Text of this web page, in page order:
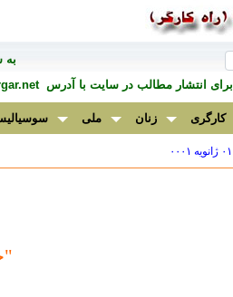
به
برای انتشار مطالب در سايت با آدرس
کارگری زنان ملی
"